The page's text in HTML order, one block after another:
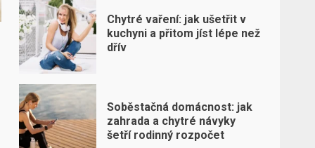
Chytré vaření: jak ušetřit v
kuchyni a přitom jíst lépe než
dřív
Soběstačná domácnost: jak
zahrada a chytré návyky
šetří rodinný rozpočet